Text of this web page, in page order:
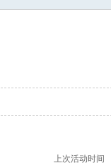
上次活动时间